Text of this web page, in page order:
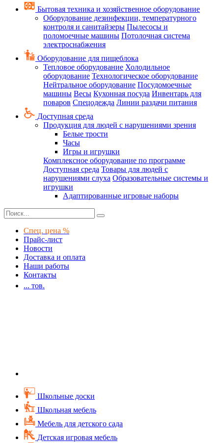
Бытовая техника и хозяйственное оборудование
Оборудование дезинфекции, температурного
контроля и санитайзеры Пылесосы и
поломоечные машины Потолочная система
электроснабжения
Оборудование для пищеблока
Тепловое оборудование Холодильное
оборудование Технологическое оборудование
Нейтральное оборудование Посудомоечные
машины Весы Кухонная посуда Инвентарь для
поваров Спецодежда Линии раздачи питания
Доступная среда
Продукция для людей с нарушениями зрения
Белые трости
Часы
Игры и игрушки
Комплексное оборудование по программе
Доступная среда Товары для людей с
нарушениями слуха Образовательные системы и
игрушки
Адаптированные игровые наборы
Спец. цена %
Прайс-лист
Новости
Доставка и оплата
Наши работы
Контакты
... тов.
Школьные доски
Школьная мебель
Мебель для детского сада
Детская игровая мебель